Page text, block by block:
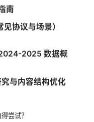
南
协议与场景）
2025 数据概
与内容结构优化
尝试？